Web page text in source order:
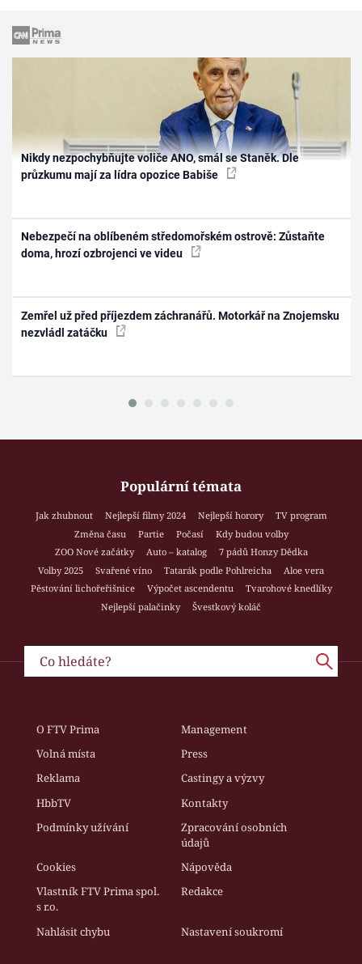
Nikdy nezpochybňujte voliče ANO, smál se Staněk. Dle
průzkumu mají za lídra opozice Babiše
Nebezpečí na oblíbeném středomořském ostrově: Zůstaňte
doma, hrozí ozbrojenci ve videu
Zemřel už před příjezdem záchranářů. Motorkář na Znojemsku
nezvládl zatáčku
Populární témata
Jak zhubnout Nejlepší filmy 2024 Nejlepší horory
TV program
Změna času
Partie Počasí
Kdy budou volby
ZOO Nové začátky
Auto – katalog
7 pádů Honzy Dědka
Volby 2025
Svařené víno Tatarák podle Pohlreicha
Aloe vera
Pěstování lichořeřišnice
Výpočet ascendentu
Tvarohové knedlíky
Nejlepší palačinky
Švestkový koláč
O FTV Prima
Management
Volná místa
Press
Reklama
Castingy a výzvy
HbbTV
Kontakty
Podmínky užívání
Zpracování osobních
údajů
Cookies
Nápověda
Vlastník FTV Prima spol.
s r.o.
Redakce
Nahlásit chybu Nastavení soukromí